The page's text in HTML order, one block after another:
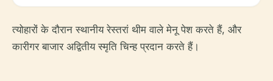
त्योहारों के दौरान स्थानीय रेस्तरां थीम वाले मेनू पेश करते हैं, और
कारीगर बाजार अद्वितीय स्मृति चिन्ह प्रदान करते हैं।